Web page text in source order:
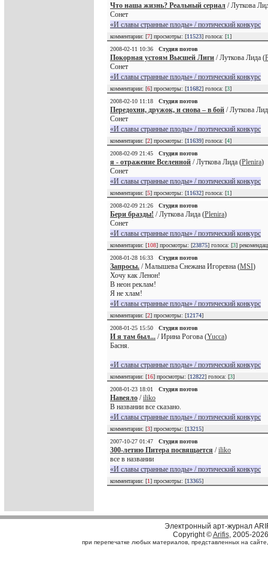
Что наша жизнь? Реальный сериал / Луткова
Сонет
«И славы странные плоды» / поэтический конкурс
комментарии: [7] просмотры: [11523] голоса: [1]
2008-02-11 10:36
Студия поэтов
Покорная устоям Высшей Лиги / Луткова Лида (
Сонет
«И славы странные плоды» / поэтический конкурс
комментарии: [6] просмотры: [11682] голоса: [3]
2008-02-10 11:18
Студия поэтов
Передохни, дружок, и снова – в бой / Луткова
Сонет
«И славы странные плоды» / поэтический конкурс
комментарии: [2] просмотры: [11639] голоса: [4]
2008-02-09 21:45
Студия поэтов
я - отражение Вселенной / Луткова Лида (Plenira)
Сонет
«И славы странные плоды» / поэтический конкурс
комментарии: [5] просмотры: [11632] голоса: [1]
2008-02-09 21:26
Студия поэтов
Бери бразды! / Луткова Лида (Plenira)
Сонет
«И славы странные плоды» / поэтический конкурс
комментарии: [108] просмотры: [23875] голоса: [3]
2008-01-28 16:33
Студия поэтов
Запросы. / Малышева Снежана Игоревна (MSI)
Хочу как Ленон!
В неон реклам!
Я не хлам!
«И славы странные плоды» / поэтический конкурс
комментарии: [2] просмотры: [12174]
2008-01-25 15:50
Студия поэтов
И я там был... / Ирина Рогова (Yucca)
Басня.
«И славы странные плоды» / поэтический конкурс
комментарии: [16] просмотры: [12822] голоса: [3]
2008-01-23 18:01
Студия поэтов
Навеяло /iliko
В названии все сказано.
«И славы странные плоды» / поэтический конкурс
комментарии: [3] просмотры: [13215]
2007-10-27 01:47
Студия поэтов
300-летию Питера посвящается /iliko
все в названии
«И славы странные плоды» / поэтический конкурс
комментарии: [1] просмотры: [13365]
Электронный арт-журнал
Copyright ©Arifis, 2005-2026
при перепечатке любых материалов, представленных на